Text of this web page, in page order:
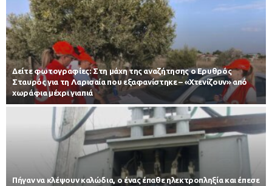
Δείτε φωτογραφίες: Στη μάχη της αναζήτησης ο Ερυθρός
Σταυρός για τη Λαρισαία που εξαφανίστηκε – «Χτενίζουν» από
χωράφια μέχρι γιαπιά
Πήγαν να κλέψουν καλώδια, ο ένας έπαθε ηλεκτροπληξία και έπεσε